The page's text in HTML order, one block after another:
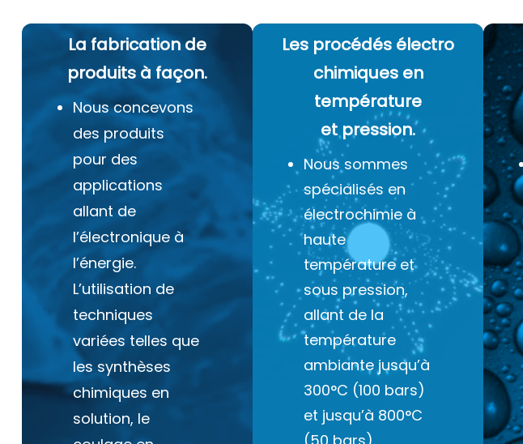
La fabrication de
produits à façon.
Nous concevons
des produits
pour des
applications
allant de
l’électronique à
l’énergie.
L’utilisation de
techniques
variées telles que
les synthèses
chimiques en
solution, le
Les procédés électro
chimiques en
température
et pression.
Nous sommes
spécialisés en
électrochimie à
haute
température et
sous pression,
allant de la
température
ambiante jusqu’à
300°C (100 bars)
et jusqu’à 800°C